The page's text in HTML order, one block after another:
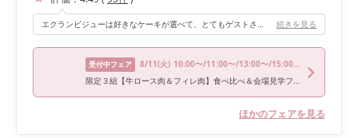
エクランビジューは好きなケーキが選べて、とてもゲストさんに喜んで頂けました！ 続きを見る
受付中フェア 8/11(火) 10:00〜/11:00〜/13:00〜/15:00〜/17:00〜
限定３組【牛ロース肉＆フィレ肉】食べ比べ＆会場見学フェア
ほかのフェアを見る